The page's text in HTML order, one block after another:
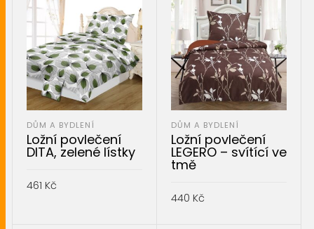
DŮM A BYDLENÍ
Ložní povlečení
DITA, zelené lístky
461 Kč
DŮM A BYDLENÍ
Ložní povlečení
LEGERO – svítící ve
tmě
440 Kč